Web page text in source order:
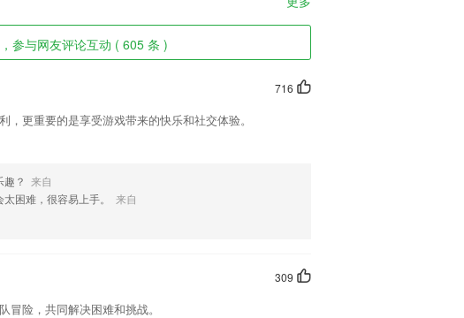
参与网友评论互动 ( 605 条 )
716
更重要的是享受游戏带来的快乐和社交体验。
？ 来自
困难，很容易上手。
来自
309
险，共同解决困难和挑战。